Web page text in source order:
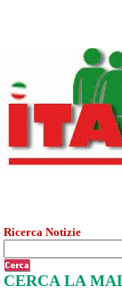
Ricerca Notizie
CERCA LA